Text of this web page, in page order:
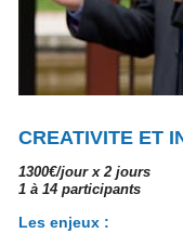
CREATIVITE ET
1300€/jour x 2 jours
1 à 14 participants
Les enjeux :